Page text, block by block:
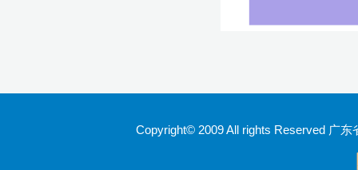
Copyright© 2009 All rights Reserved 广